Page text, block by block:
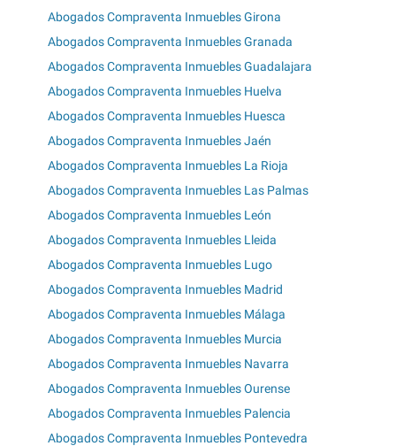
Abogados Compraventa Inmuebles Girona
Abogados Compraventa Inmuebles Granada
Abogados Compraventa Inmuebles Guadalajara
Abogados Compraventa Inmuebles Huelva
Abogados Compraventa Inmuebles Huesca
Abogados Compraventa Inmuebles Jaén
Abogados Compraventa Inmuebles La Rioja
Abogados Compraventa Inmuebles Las Palmas
Abogados Compraventa Inmuebles León
Abogados Compraventa Inmuebles Lleida
Abogados Compraventa Inmuebles Lugo
Abogados Compraventa Inmuebles Madrid
Abogados Compraventa Inmuebles Málaga
Abogados Compraventa Inmuebles Murcia
Abogados Compraventa Inmuebles Navarra
Abogados Compraventa Inmuebles Ourense
Abogados Compraventa Inmuebles Palencia
Abogados Compraventa Inmuebles Pontevedra